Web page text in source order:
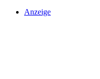
Anzeige